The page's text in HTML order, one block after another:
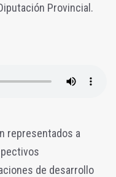
Provincial.
representados a
de desarrollo